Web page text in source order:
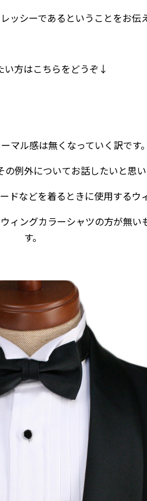
ッシーであるということをお伝
い方はこちらをどうぞ↓
マル感は無くなっていく訳です。
例外についてお話したいと思い
ドなどを着るときに使用するウ
ウィングカラーシャツの方が無
す。